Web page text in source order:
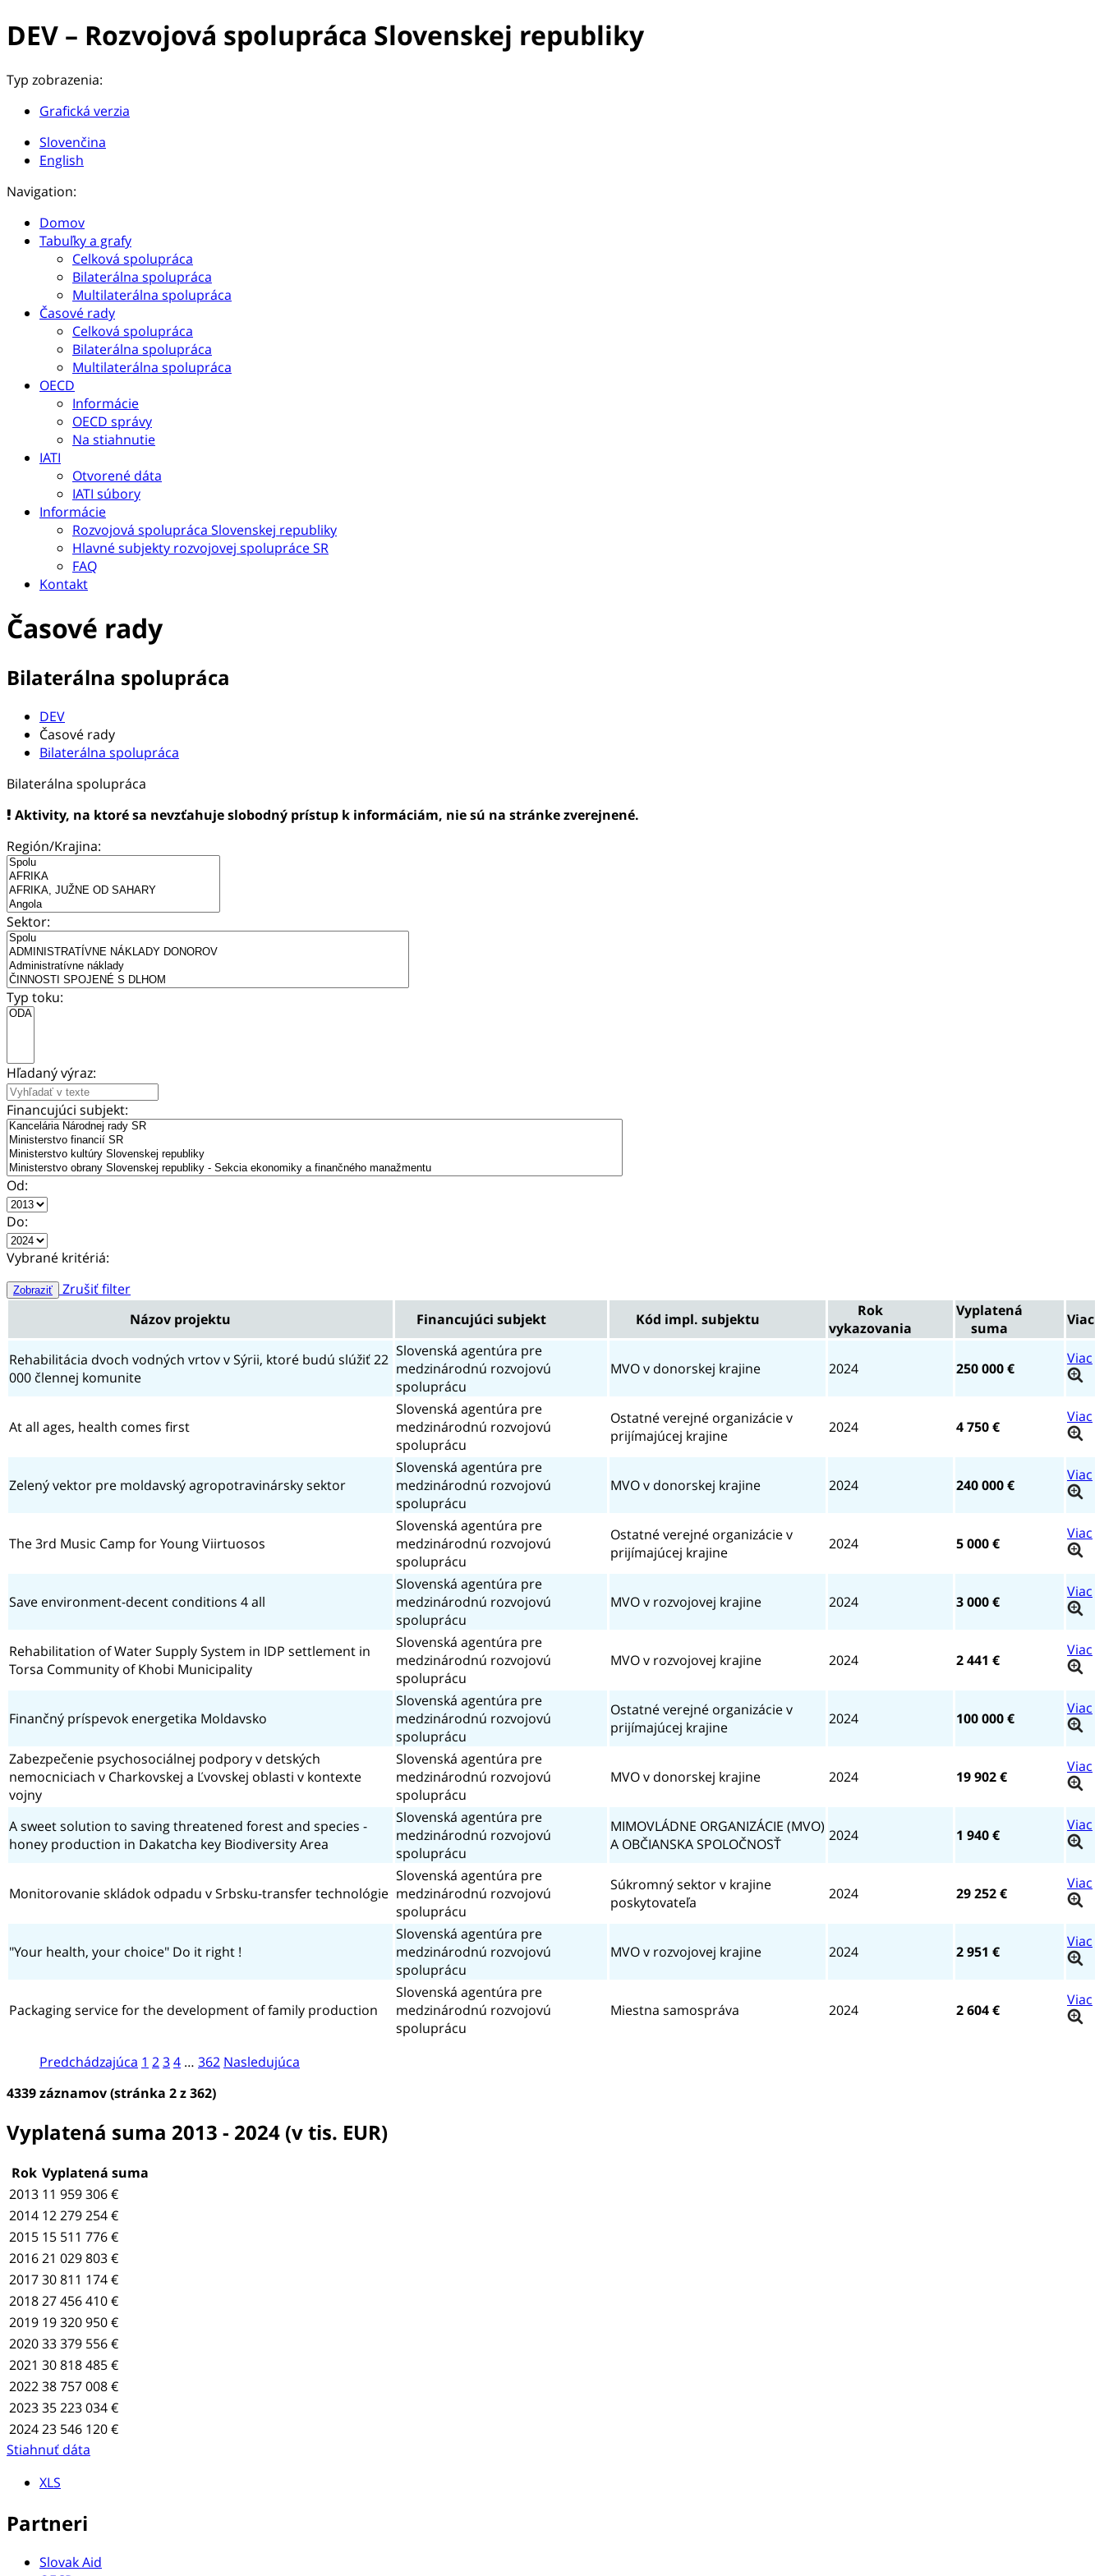
DEV – Rozvojová spolupráca Slovenskej republiky
Typ zobrazenia:
Grafická verzia
Slovenčina
English
Navigation:
Domov
Tabuľky a grafy
Celková spolupráca
Bilaterálna spolupráca
Multilaterálna spolupráca
Časové rady
Celková spolupráca
Bilaterálna spolupráca
Multilaterálna spolupráca
OECD
Informácie
OECD správy
Na stiahnutie
IATI
Otvorené dáta
IATI súbory
Informácie
Rozvojová spolupráca Slovenskej republiky
Hlavné subjekty rozvojovej spolupráce SR
FAQ
Kontakt
Časové rady
Bilaterálna spolupráca
DEV
Časové rady
Bilaterálna spolupráca
Bilaterálna spolupráca
Aktivity, na ktoré sa nevzťahuje slobodný prístup k informáciám, nie sú na stránke zverejnené.
Región/Krajina:
Sektor:
Typ toku:
Hľadaný výraz:
Financujúci subjekt:
Od:
Do:
Vybrané kritériá:
Zobraziť
Zrušiť filter
Názov projektu
Financujúci subjekt Kód impl. subjektu
Rok
vykazovania
Vyplatená
suma
Viac
Rehabilitácia dvoch vodných vrtov v Sýrii, ktoré budú slúžiť 22
000 člennej komunite
Slovenská agentúra pre
medzinárodnú rozvojovú
spoluprácu
MVO v donorskej krajine 2024 250 000 €
At all ages, health comes first
Slovenská agentúra pre
medzinárodnú rozvojovú
spoluprácu
Ostatné verejné organizácie v
prijímajúcej krajine
2024 4 750 €
Zelený vektor pre moldavský agropotravinársky sektor
Slovenská agentúra pre
medzinárodnú rozvojovú
spoluprácu
MVO v donorskej krajine 2024 240 000 €
The 3rd Music Camp for Young Viirtuosos
Slovenská agentúra pre
medzinárodnú rozvojovú
spoluprácu
Ostatné verejné organizácie v
prijímajúcej krajine
2024 5 000 €
Save environment-decent conditions 4 all
Slovenská agentúra pre
medzinárodnú rozvojovú
spoluprácu
MVO v rozvojovej krajine 2024 3 000 €
Rehabilitation of Water Supply System in IDP settlement in
Torsa Community of Khobi Municipality
Slovenská agentúra pre
medzinárodnú rozvojovú
spoluprácu
MVO v rozvojovej krajine 2024 2 441 €
Finančný príspevok energetika Moldavsko
Slovenská agentúra pre
medzinárodnú rozvojovú
spoluprácu
Ostatné verejné organizácie v
prijímajúcej krajine
2024 100 000 €
Zabezpečenie psychosociálnej podpory v detských
nemocniciach v Charkovskej a Ľvovskej oblasti v kontexte
vojny
Slovenská agentúra pre
medzinárodnú rozvojovú
spoluprácu
MVO v donorskej krajine 2024 19 902 €
A sweet solution to saving threatened forest and species -
honey production in Dakatcha key Biodiversity Area
Slovenská agentúra pre
medzinárodnú rozvojovú
spoluprácu
MIMOVLÁDNE ORGANIZÁCIE (MVO)
A OBČIANSKA SPOLOČNOSŤ
2024 1 940 €
Monitorovanie skládok odpadu v Srbsku-transfer technológie
Slovenská agentúra pre
medzinárodnú rozvojovú
spoluprácu
Súkromný sektor v krajine
poskytovateľa
2024 29 252 €
"Your health, your choice" Do it right !
Slovenská agentúra pre
medzinárodnú rozvojovú
spoluprácu
MVO v rozvojovej krajine 2024 2 951 €
Packaging service for the development of family production
Slovenská agentúra pre
medzinárodnú rozvojovú
spoluprácu
Miestna samospráva 2024 2 604 €
Predchádzajúca 1 234 … 362 Nasledujúca
4339 záznamov (stránka 2 z 362)
Vyplatená suma 2013 - 2024 (v tis. EUR)
Rok Vyplatená suma
2013 11 959 306 €
2014 12 279 254 €
2015 15 511 776 €
201621 029 803 €
201730 811 174 €
201827 456 410 €
2019 19 320 950 €
202033 379 556 €
2021 30 818 485 €
202238 757 008 €
202335 223 034 €
202423 546 120 €
Stiahnuť dáta
XLS
Partneri
Slovak Aid